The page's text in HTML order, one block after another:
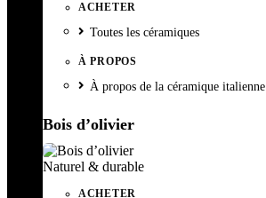
ACHETER
Toutes les céramiques
À PROPOS
À propos de la céramique italienne
Bois d’olivier
Naturel & durable
ACHETER